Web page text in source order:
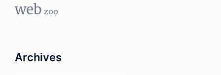
web zoo
Archives